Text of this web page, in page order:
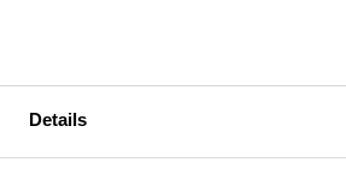
Details